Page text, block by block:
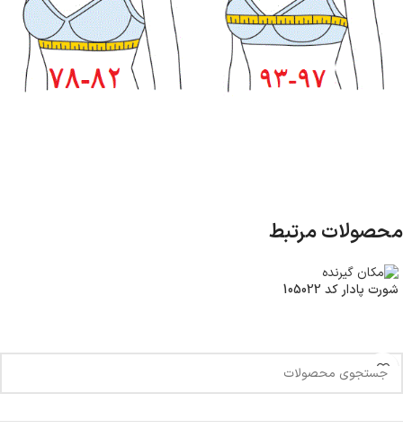
محصولات مرتبط
شورت پادار کد 105022